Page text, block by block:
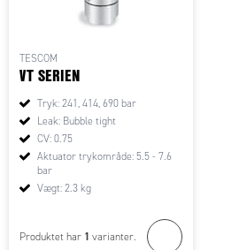
TESCOM
VT SERIEN
Tryk: 241, 414, 690 bar
Leak: Bubble tight
CV: 0.75
Aktuator trykområde: 5.5 - 7.6
bar
Vægt: 2.3 kg
Produktet har 1 varianter.